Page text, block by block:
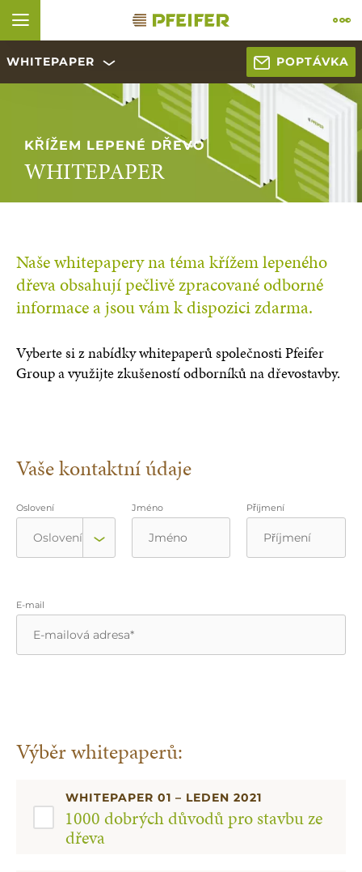
FRANÇAIS
Skip to content ( Control + Option+ 1)
Skip to footer ( Control + Option+ 2)
Skip to navigation ( Control + Option+ 3)
Skip to search ( Control + Option+ 4)
Open accessibility widget (Control + Option
Go to accessibility statement (Control + Option
KŘÍŽEM LEPENÉ DŘEVO
WHITEPAPER
WHITEPAPER POPTÁVKA
Naše whitepapery na téma křížem lepeného
dřeva obsahují pečlivě zpracované odborné
informace a jsou vám k dispozici zdarma.
Vyberte si z nabídky whitepaperů společnosti Pfeifer
Group a využijte zkušeností odborníků na dřevostavby.
Vaše kontaktní údaje
Oslovení Jméno Příjmení
E-mail
Výběr whitepaperů:
WHITEPAPER 01 – LEDEN 2021
1000 dobrých důvodů pro stavbu ze
dřeva